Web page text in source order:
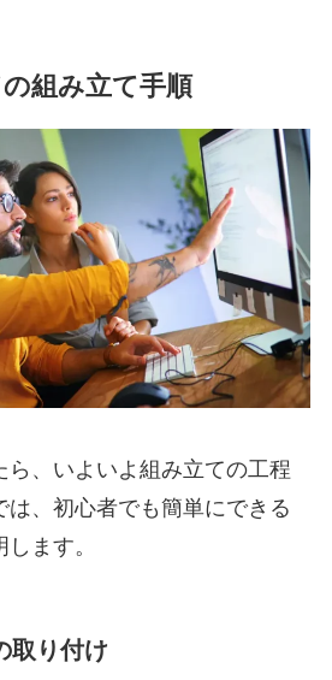
組み立て手順
ら、いよいよ組み立ての工程
は、初心者でも簡単にできる
ます。
取り付け